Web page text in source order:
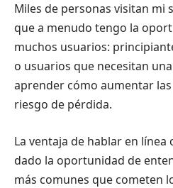
Miles de personas visitan mi
que a menudo tengo la
muchos usuarios:
o usuarios que necesitan
aprender cómo aumentar
riesgo de pérdida.
La ventaja de hablar en
dado la oportunidad de
más comunes que cometen